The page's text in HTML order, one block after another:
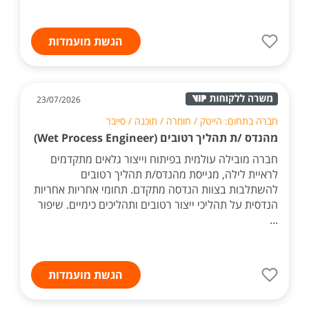
הגשת מועמדות
23/07/2026
חברה בתחום: הייטק / חומרה / תוכנה / סייבר
מהנדס /ת תהליך רטובים (Wet Process Engineer)
חברה מובילה עולמית בפיתוח וייצור גלאים מתקדמים
לראיית לילה, מגייסת מהנדס/ת תהליך רטובים
להשתלבות בצוות הנדסה מתקדם. תחומי אחריות אחריות
הנדסית על תהליכי ייצור רטובים ותהליכים כימיים. שיפור
...
הגשת מועמדות